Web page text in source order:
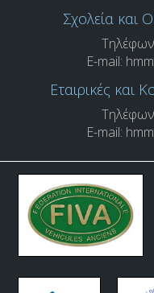
Σχολεία και
E-mail:
Εταιρικές και
E-mail: